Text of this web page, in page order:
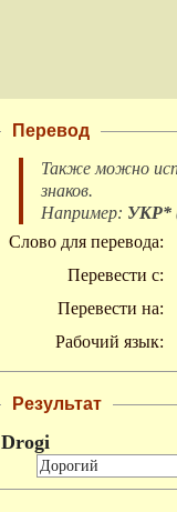
Перевод
Также можно
знаков.
Например: УКР*
Слово для перевода:
Перевести с:
Перевести на:
Рабочий язык:
Результат
Drogi